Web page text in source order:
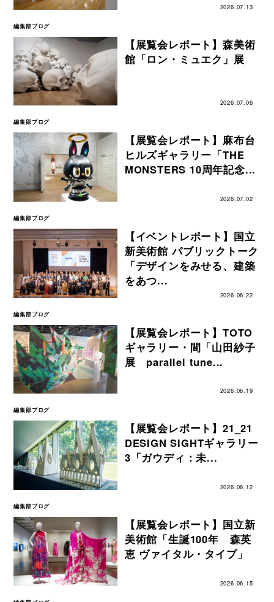
2026.07.13
編集部ブログ
【展覧会レポート】森美術
館「ロン・ミュエク」展
2026.07.06
編集部ブログ
【展覧会レポート】麻布台
ヒルズギャラリー「THE
MONSTERS 10周年記念...
2026.07.02
編集部ブログ
【イベントレポート】国立
新美術館 パブリックトーク
「デザインをみせる、建築
をあつ...
2026.06.22
編集部ブログ
【展覧会レポート】TOTO
ギャラリー・間「山田紗子
展 parallel tune...
2026.06.19
編集部ブログ
【展覧会レポート】21_21
DESIGN SIGHTギャラリー
3「ガウディ：未...
2026.06.12
編集部ブログ
【展覧会レポート】国立新
美術館「生誕100年 森英
恵 ヴァイタル・タイプ」
2026.06.15